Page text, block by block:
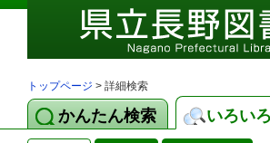
トップページ > 詳細検索
かんたん検索 いろい